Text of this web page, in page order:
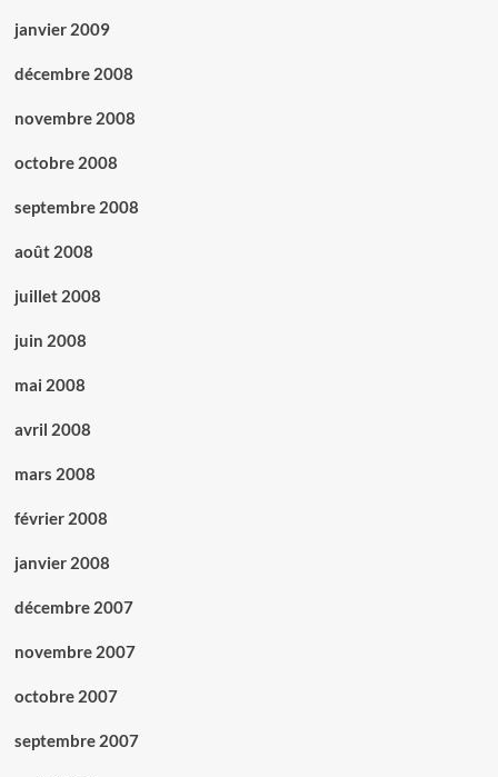
janvier 2009
décembre 2008
novembre 2008
octobre 2008
septembre 2008
août 2008
juillet 2008
juin 2008
mai 2008
avril 2008
mars 2008
février 2008
janvier 2008
décembre 2007
novembre 2007
octobre 2007
septembre 2007